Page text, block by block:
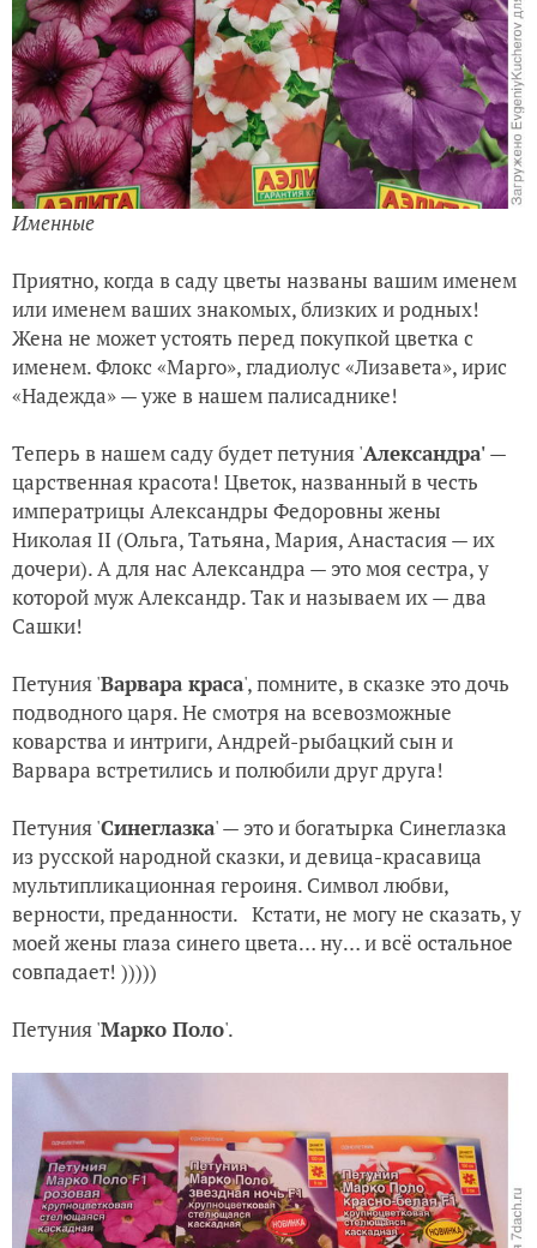
Именные
Приятно, когда в саду цветы названы вашим именем
или именем ваших знакомых, близких и родных!
Жена не может устоять перед покупкой цветка с
именем. Флокс «Марго», гладиолус «Лизавета», ирис
«Надежда» — уже в нашем палисаднике!
Теперь в нашем саду будет петуния 'Александра'—
царственная красота! Цветок, названный в честь
императрицы Александры Федоровны жены
Николая II (Ольга, Татьяна, Мария, Анастасия — их
дочери). А для нас Александра — это моя сестра, у
которой муж Александр. Так и называем их — два
Сашки!
Петуния 'Варвара краса', помните, в сказке это дочь
подводного царя. Не смотря на всевозможные
коварства и интриги, Андрей-рыбацкий сын и
Варвара встретились и полюбили друг друга!
Петуния 'Синеглазка' — это и богатырка Синеглазка
из русской народной сказки, и девица-красавица
мультипликационная героиня. Символ любви,
верности, преданности. Кстати, не могу не сказать, у
моей жены глаза синего цвета… ну… и всё остальное
совпадает! )))))
Петуния 'Марко Поло'.